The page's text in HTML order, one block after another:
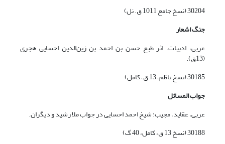
30204 (نسخ جامع 1011 ق. نل)
جنگ اشعار
عربی، ادبیات. اثر طبع حسن بن احمد بن زین‌الدین احسایی هجری
(13ق).
30185 (نسخ ناظم، 13 ق، کامل)
جواب المسائل
عربی، عقاید، مجیب: شیخ احمد احسایی در جواب ملا رشید و دیگران.
30188 (نسخ 13 ق، کامل، 40 گ)